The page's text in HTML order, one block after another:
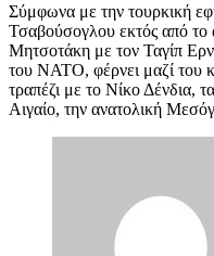
Σύμφωνα με την τουρκική
Τσαβούσογλου εκτός από το
Μητσοτάκη με τον Ταγίπ
του ΝΑΤΟ, φέρνει μαζί του
τραπέζι με το Νίκο Δένδια,
Αιγαίο, την ανατολική